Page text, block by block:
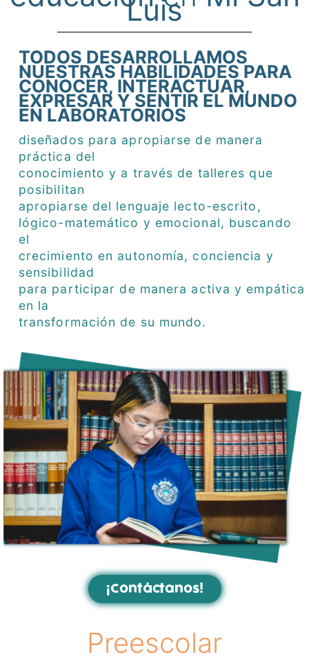
Luis
TODOS DESARROLLAMOS
NUESTRAS HABILIDADES PARA
CONOCER, INTERACTUAR,
EXPRESAR Y SENTIR EL MUNDO
EN LABORATORIOS
diseñados para apropiarse de manera
práctica del
conocimiento y a través de talleres que
posibilitan
apropiarse del lenguaje lecto-escrito,
lógico-matemático y emocional, buscando
el
crecimiento en autonomía, conciencia y
sensibilidad
para participar de manera activa y empática
en la
transformación de su mundo.
¡Contáctanos!
Preescolar